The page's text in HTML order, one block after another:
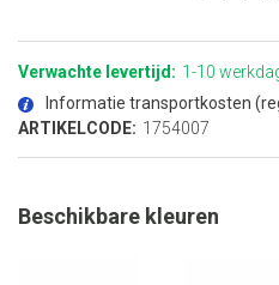
naar
begin
de
afbeeldingen-
Verwachte levertijd: 1-10
Informatie transportkosten
ARTIKELCODE: 1754007
Beschikbare kleuren